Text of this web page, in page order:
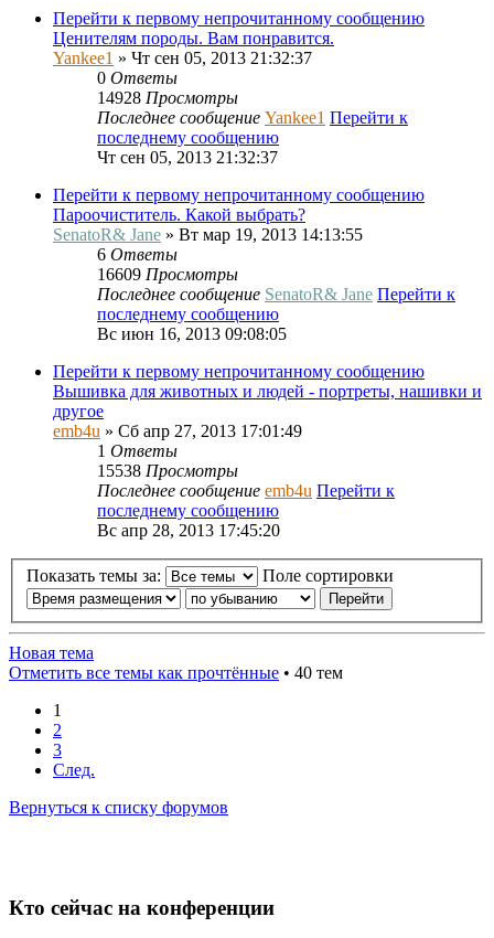
Перейти к первому непрочитанному сообщению
Ценителям породы. Вам понравится.
Yankee1 » Чт сен 05, 2013 21:32:37
0 Ответы
14928 Просмотры
Последнее сообщение Yankee1 Перейти к
последнему сообщению
Чт сен 05, 2013 21:32:37
Перейти к первому непрочитанному сообщению
Пароочиститель. Какой выбрать?
SenatoR& Jane » Вт мар 19, 2013 14:13:55
6 Ответы
16609 Просмотры
Последнее сообщение SenatoR& Jane Перейти к
последнему сообщению
Вс июн 16, 2013 09:08:05
Перейти к первому непрочитанному сообщению
Вышивка для животных и людей - портреты, нашивки и
другое
emb4u » Сб апр 27, 2013 17:01:49
1 Ответы
15538 Просмотры
Последнее сообщение emb4u Перейти к
последнему сообщению
Вс апр 28, 2013 17:45:20
Показать темы за: Поле сортировки
Новая тема
Отметить все темы как прочтённые • 40 тем
1
2
3
След.
Вернуться к списку форумов
Кто сейчас на конференции